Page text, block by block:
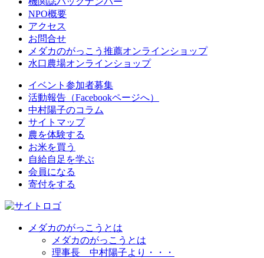
NPO概要
アクセス
お問合せ
メダカのがっこう推薦オンラインショップ
水口農場オンラインショップ
イベント参加者募集
活動報告（Facebookページへ）
中村陽子のコラム
サイトマップ
農を体験する
お米を買う
自給自足を学ぶ
会員になる
寄付をする
メダカのがっこうとは
メダカのがっこうとは
理事長 中村陽子より・・・